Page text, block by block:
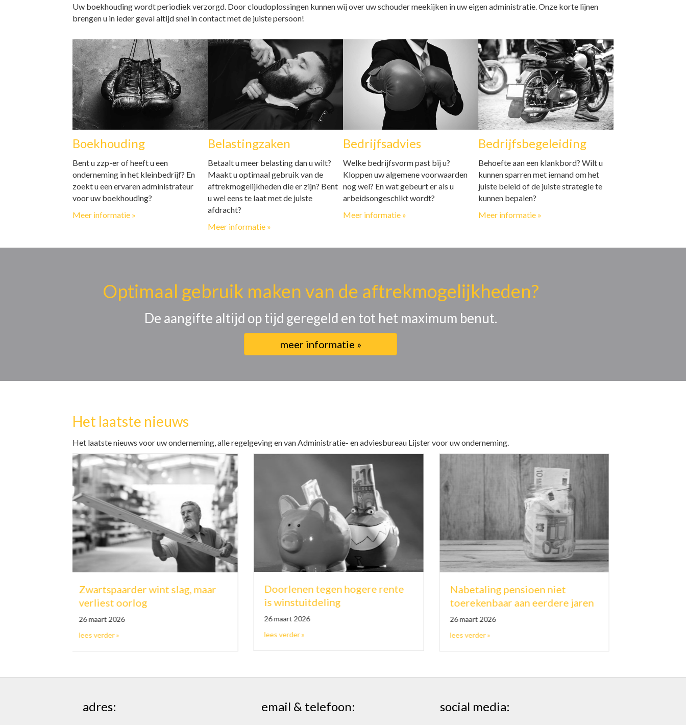
Uw boekhouding wordt periodiek verzorgd. Door cloudoplossingen kunnen wij over uw schouder meekijken in uw eigen administratie. Onze korte lijnen
brengen u in ieder geval altijd snel in contact met de juiste persoon!
Boekhouding
Bent u zzp-er of heeft u een
onderneming in het kleinbedrijf? En
zoekt u een ervaren administrateur
voor uw boekhouding?
Meer informatie »
Belastingzaken
Betaalt u meer belasting dan u wilt?
Maakt u optimaal gebruik van de
aftrekmogelijkheden die er zijn? Bent
u wel eens te laat met de juiste
afdracht?
Meer informatie »
Bedrijfsadvies
Welke bedrijfsvorm past bij u?
Kloppen uw algemene voorwaarden
nog wel? En wat gebeurt er als u
arbeidsongeschikt wordt?
Meer informatie »
Bedrijfsbegeleiding
Behoefte aan een klankbord? Wilt u
kunnen sparren met iemand om het
juiste beleid of de juiste strategie te
kunnen bepalen?
Meer informatie »
Optimaal gebruik maken van de aftrekmogelijkheden?
De aangifte altijd op tijd geregeld en tot het maximum benut.
meer informatie »
Het laatste nieuws
Het laatste nieuws voor uw onderneming, alle regelgeving en van Administratie- en adviesbureau Lijster voor uw onderneming.
wint slag, maar
about Zwartspaarder wint slag, maar verliest oorlog
Doorlenen tegen hogere rente
about Doorlenen tegen hogere rente is winstuitdeling
Nabetaling pensioen niet
toerekenbaar aan eerdere jaren
about Nabetaling pensioen niet toerekenbaar aan eerdere jaren
Bestemmingswijziging
belastbare winst op
adres: email & telefoon: social media: